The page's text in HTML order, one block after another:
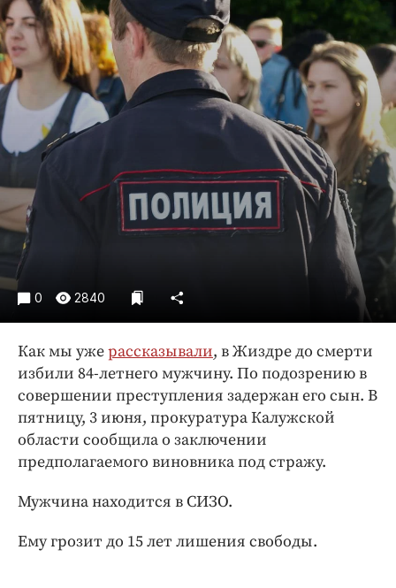
Общество
Погода
Праздники
Происшествия
Спорт
Экономика и бизнес
ПРОЕКТЫ
Интересное чтиво
Клиника года
Бренд года
Работодатель года
0 2840
Как мы ужерассказывали, в Жиздре до смерти
избили 84-летнего мужчину. По подозрению в
совершении преступления задержан его сын. В
пятницу, 3 июня, прокуратура Калужской
области сообщила о заключении
предполагаемого виновника под стражу.
Мужчина находится в СИЗО.
Ему грозит до 15 лет лишения свободы.